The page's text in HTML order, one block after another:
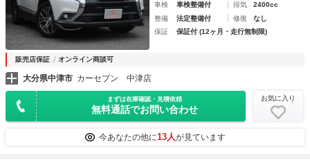
車検
車検整備付 排気
2400cc
整備
法定整備付 修復
なし
保証
保証付 (12ヶ月・走行無制限)
販売店保証 オンライン商談可
大分県中津市 カーセブン 中津店
まずは在庫確認・見積依頼
無料通話でお問い合わせ
お気に入り
今あなたの他に13人が見ています